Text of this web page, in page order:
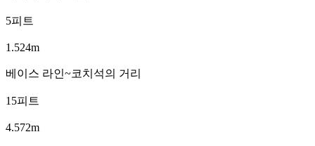
5피트
1.524m
베이스 라인~코치석의 거리
15피트
4.572m